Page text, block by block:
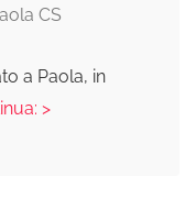
CS
a Paola, in
>